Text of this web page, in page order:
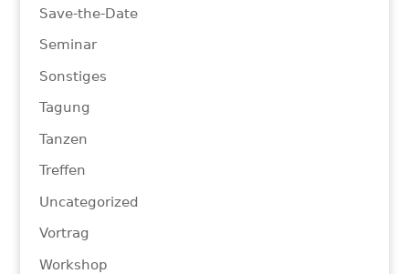
Save-the-Date
Seminar
Sonstiges
Tagung
Tanzen
Treffen
Uncategorized
Vortrag
Workshop